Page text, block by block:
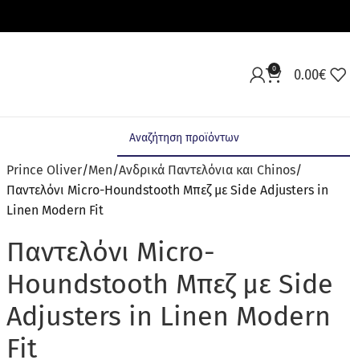
0 0.00€
Prince Oliver Men Ανδρικά Παντελόνια και Chinos
Παντελόνι Micro-Houndstooth Μπεζ με Side Adjusters in
Linen Modern Fit
Παντελόνι Micro-
Houndstooth Μπεζ με Side
Adjusters in Linen Modern
Fit